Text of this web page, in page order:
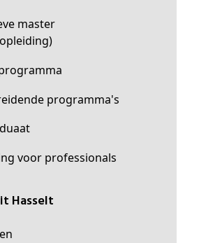
programma's
voor professionals
Hasselt